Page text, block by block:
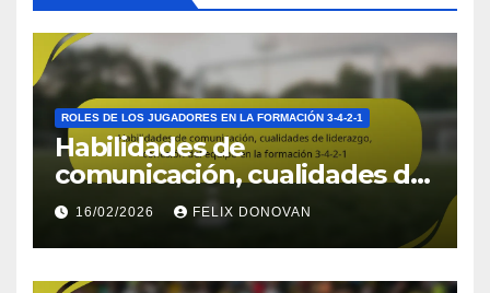
ROLES DE LOS JUGADORES EN LA FORMACIÓN 3-4-2-1
Habilidades de
comunicación, cualidades de
liderazgo, cohesión del
equipo en la formación 3-4-2-
1
16/02/2026 FELIX DONOVAN